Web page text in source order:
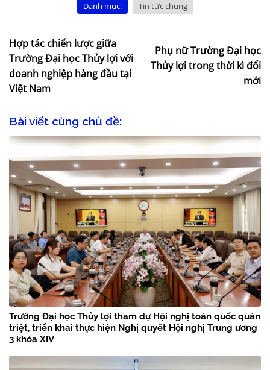
Danh mục: Tin tức chung
Hợp tác chiến lược giữa
Trường Đại học Thủy lợi với
doanh nghiệp hàng đầu tại
Việt Nam
Phụ nữ Trường Đại học
Thủy lợi trong thời kì đổi
mới
Bài viết cùng chủ đề:
Trường Đại học Thủy lợi tham dự Hội nghị toàn quốc quán
triệt, triển khai thực hiện Nghị quyết Hội nghị Trung ương
3 khóa XIV